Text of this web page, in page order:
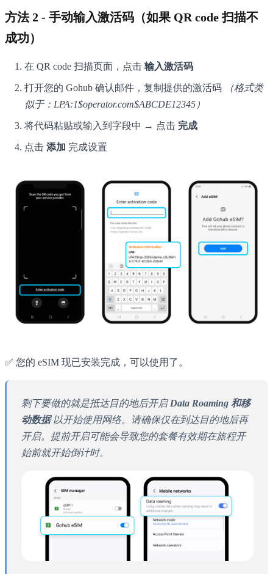
方法 2 - 手动输入激活码（如果 QR code 扫描不
成功）
在 QR code 扫描页面，点击 输入激活码
打开您的 Gohub 确认邮件，复制提供的激活码
（格式类
似于：LPA:1$operator.com$ABCDE12345）
将代码粘贴或输入到字段中 → 点击 完成
点击 添加 完成设置
✅ 您的 eSIM 现已安装完成，可以使用了。
剩下要做的就是抵达目的地后开启Data Roaming 和移
动数据以开始使用网络。请确保仅在到达目的地后再
开启。提前开启可能会导致您的套餐有效期在旅程开
始前就开始倒计时。